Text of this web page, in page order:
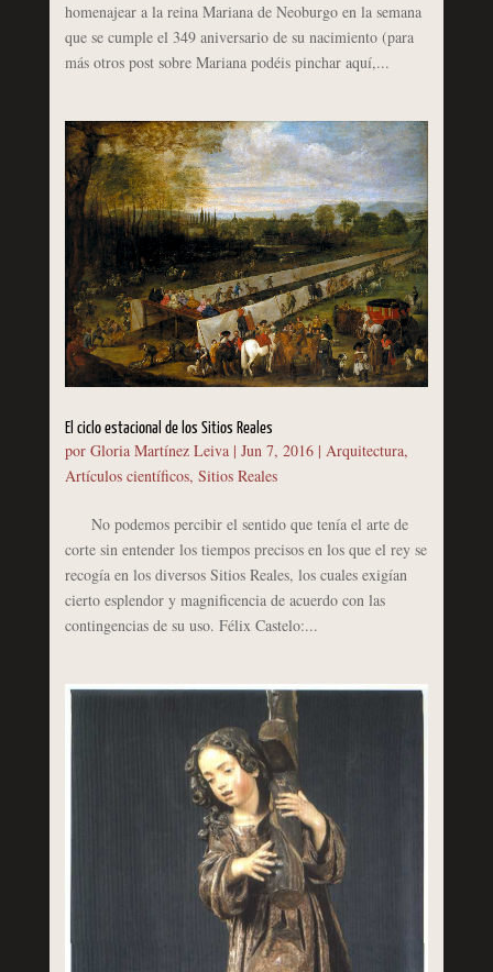
homenajear a la reina Mariana de Neoburgo en la semana
que se cumple el 349 aniversario de su nacimiento (para
más otros post sobre Mariana podéis pinchar aquí,...
El ciclo estacional de los Sitios Reales
por Gloria Martínez Leiva| Jun 7, 2016| Arquitectura,
Artículos científicos, Sitios Reales
No podemos percibir el sentido que tenía el arte de
corte sin entender los tiempos precisos en los que el rey se
recogía en los diversos Sitios Reales, los cuales exigían
cierto esplendor y magnificencia de acuerdo con las
contingencias de su uso. Félix Castelo:...